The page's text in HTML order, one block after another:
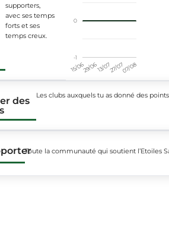
supporters,
avec ses temps
forts et ses
temps creux.
15/0629/0613/0727/0707/08
-1
0
des
Les clubs auxquels tu as donné des points
Toute la communauté qui soutient l’Etoiles